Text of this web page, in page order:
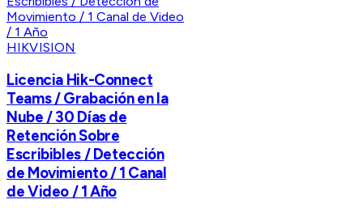
HIKVISION
Licencia Hik-Connect
Teams / Grabación en la
Nube / 30 Días de
Retención Sobre
Escribibles / Detección
de Movimiento / 1 Canal
de Video / 1 Año